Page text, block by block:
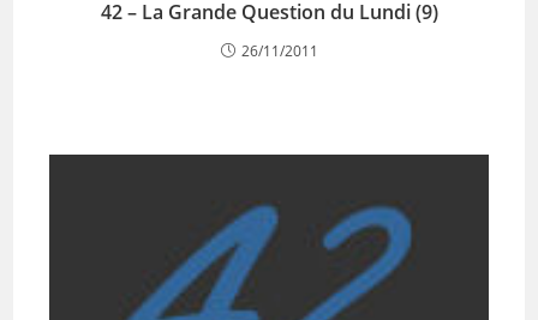
42 – La Grande Question du Lundi (9)
26/11/2011